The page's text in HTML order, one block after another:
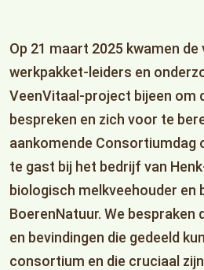
Op 21 maart 2025 kwamen
werkpakket-leiders en
VeenVitaal-project bijeen om
bespreken en zich voor te
aankomende Consortiumdag
te gast bij het bedrijf van
biologisch melkveehouder en
BoerenNatuur. We bespraken
en bevindingen die gedeeld
consortium en die cruciaal